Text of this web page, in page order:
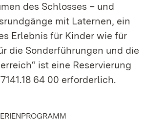
des Schlosses – und
mit Laternen, ein
Erlebnis für Kinder wie für
die Sonderführungen und die
ist eine Reservierung
64 00 erforderlich.